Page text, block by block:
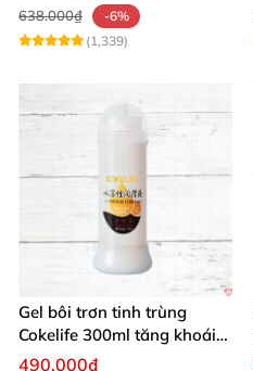
638.000₫
-6%
(1,339)
Gel bôi trơn tinh trùng
Cokelife 300ml tăng khoái
cảm, an toàn
490.000₫